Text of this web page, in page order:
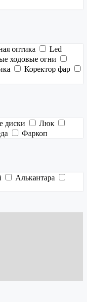
оптика
Led
ходовые огни
Коректор фар
диски
Люк
Фаркоп
Алькантара